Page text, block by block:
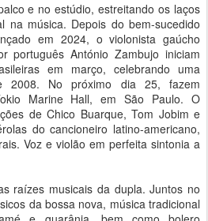
e no estúdio, estreitando os laços
na música. Depois do bem-sucedido
em 2024, o violonista gaúcho
português António Zambujo iniciam
em março, celebrando uma
2008. No próximo dia 25, fazem
Marine Hall, em São Paulo. O
de Chico Buarque, Tom Jobim e
do cancioneiro latino-americano,
Voz e violão em perfeita sintonia a
raízes musicais da dupla. Juntos no
da bossa nova, música tradicional